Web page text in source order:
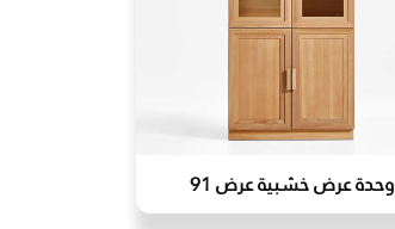
وحدة عرض خشبية عرض 91